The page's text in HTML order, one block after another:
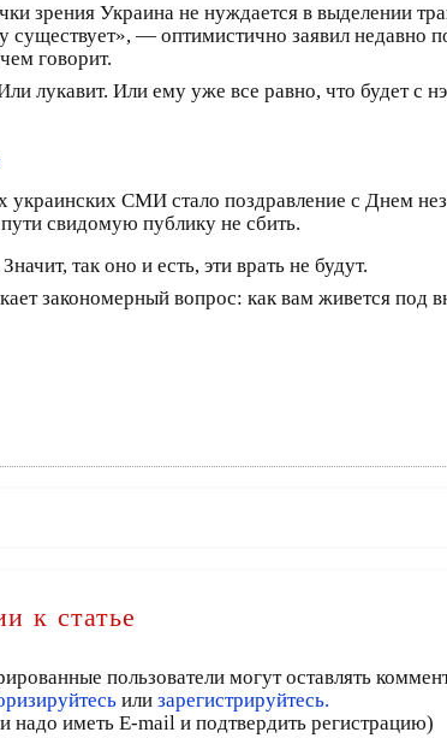
зрения Украина не нуждается в выделении
существует», — оптимистично заявил недавно
говорит.
лукавит. Или ему уже все равно, что будет с
украинских СМИ стало поздравление с Днем
свидомую публику не сбить.
так оно и есть, эти врать не будут.
закономерный вопрос: как вам живется
к статье
пользователи могут оставлять
или зарегистрируйтесь.
надо иметь E-mail и подтвердить регистрацию)